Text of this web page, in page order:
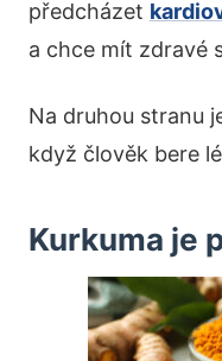
předcházet
a chce mít zdravé
Na druhou stranu
když člověk bere
Kurkuma je